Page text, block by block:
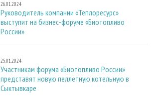
26.01.2024
Руководитель компании «Теплоресурс»
выступит на бизнес-форуме «Биотопливо
России»
25.01.2024
Участникам форума «Биотопливо России»
представят новую пеллетную котельную в
Сыктывкаре